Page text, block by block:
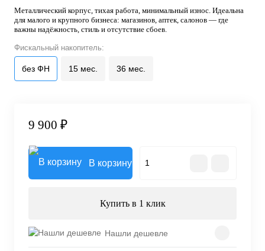
Металлический корпус, тихая работа, минимальный износ. Идеальна
для малого и крупного бизнеса: магазинов, аптек, салонов — где
важны надёжность, стиль и отсутствие сбоев.
Фискальный накопитель:
без ФН 15 мес. 36 мес.
9 900 ₽
В корзину
Купить в 1 клик
Нашли дешевле